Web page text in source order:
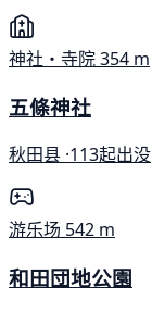
神社・寺院354 m
五條神社
秋田县 ·113起出没
游乐场 542 m
和田団地公園